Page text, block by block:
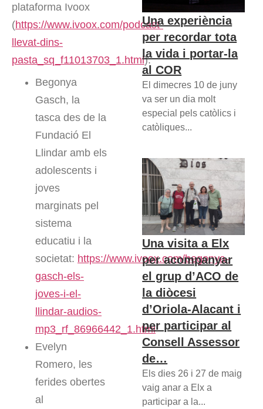
plataforma Ivoox
(https://www.ivoox.com/podcast-
llevat-dins-
pasta_sq_f11013703_1.html).
Begonya
Gasch, la
tasca des de la
Fundació El
Llindar amb els
adolescents i
joves
marginats pel
sistema
educatiu i la
societat: https://www.ivoox.com/begonya-
gasch-els-
joves-i-el-
llindar-audios-
mp3_rf_86966442_1.html
Evelyn
Romero, les
ferides obertes
al
Una experiència
per recordar tota
la vida i portar-la
al COR
El dimecres 10 de juny
va ser un dia molt
especial pels catòlics i
catòliques...
Una visita a Elx
per acompanyar
el grup d’ACO de
la diòcesi
d’Oriola-Alacant i
per participar al
Consell Assessor
de…
Els dies 26 i 27 de maig
vaig anar a Elx a
participar a la...